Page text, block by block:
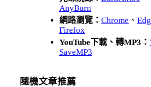
AnyBurn
網路瀏覽： Chrome 、
Firefox
YouTube下載、轉MP3：
SaveMP3
隨機文章推薦